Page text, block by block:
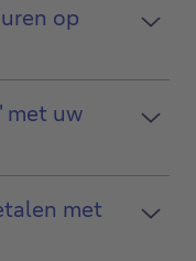
op
met uw
met